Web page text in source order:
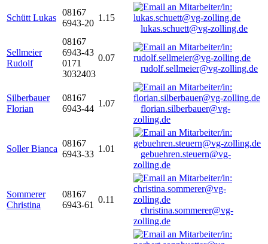
Schütt Lukas
08167
6943-20
1.15
lukas.schuett@vg-zolling.de
Sellmeier
Rudolf
08167
6943-43
0171
3032403
0.07
rudolf.sellmeier@vg-zolling.de
Silberbauer
Florian
08167
6943-44
1.07
florian.silberbauer@vg-
zolling.de
Soller Bianca
08167
6943-33
1.01
gebuehren.steuern@vg-
zolling.de
Sommerer
Christina
08167
6943-61
0.11
christina.sommerer@vg-
zolling.de